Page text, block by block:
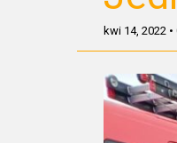
kwi 14, 2022 •